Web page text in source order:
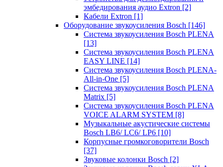
эмбедирования аудио Extron [2]
Кабели Extron [1]
Оборудование звукоусиления Bosch [146]
Система звукоусиления Bosch PLENA
[13]
Система звукоусиления Bosch PLENA
EASY LINE [14]
Система звукоусиления Bosch PLENA-
All-in-One [5]
Система звукоусиления Bosch PLENA
Matrix [5]
Система звукоусиления Bosch PLENA
VOICE ALARM SYSTEM [8]
Музыкальные акустические системы
Bosch LB6/ LC6/ LP6 [10]
Корпусные громкоговорители Bosch
[37]
Звуковые колонки Bosch [2]